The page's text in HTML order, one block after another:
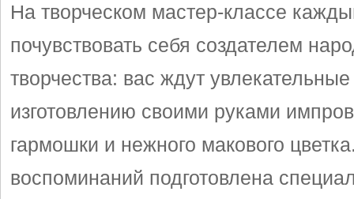
На творческом мастер-классе
почувствовать себя создателем
творчества: вас ждут
изготовлению своими руками
гармошки и нежного макового
воспоминаний подготовлена